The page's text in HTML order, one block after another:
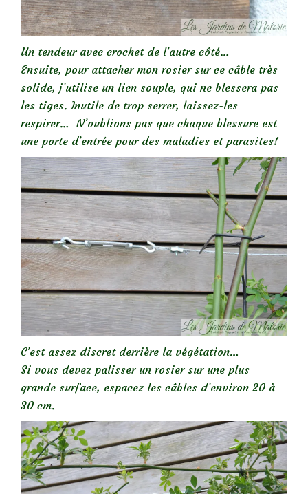
Un tendeur avec crochet de l’autre côté…
Ensuite, pour attacher mon rosier sur ce câble très
solide, j’utilise un lien souple, qui ne blessera pas
les tiges. Inutile de trop serrer, laissez-les
respirer… N’oublions pas que chaque blessure est
une porte d’entrée pour des maladies et parasites!
C’est assez discret derrière la végétation…
Si vous devez palisser un rosier sur une plus
grande surface, espacez les câbles d’environ 20 à
30 cm.